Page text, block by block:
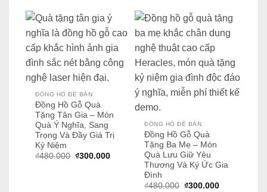
₫300.000.
₫480.000.là:
₫300.000.
ĐỒNG HỒ ĐỂ BÀN
Đồng Hồ Gỗ Quà
Tặng Tân Gia – Món
Quà Ý Nghĩa, Sang
Trọng Và Đầy Giá Trị
Kỷ Niệm
₫480.000 Giá
₫300.000Giá
₫300.000.
ĐỒNG HỒ ĐỂ BÀN
Đồng Hồ Gỗ Quà
Tặng Ba Mẹ – Món
Quà Lưu Giữ Yêu
Thương Và Ký Ức Gia
Đình
₫480.000 Giá
₫300.000Giá